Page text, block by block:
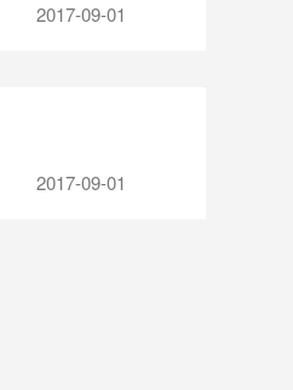
2017-09-01
2017-09-01